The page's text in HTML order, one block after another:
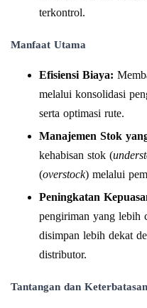
terkontrol.
Manfaat Utama
Efisiensi Biaya:
melalui konsolidasi
serta optimasi rute.
Manajemen Stok
kehabisan stok (
(overstock) melalui
Peningkatan
pengiriman yang lebih
disimpan lebih dekat
distributor.
Tantangan dan Keterbatasan